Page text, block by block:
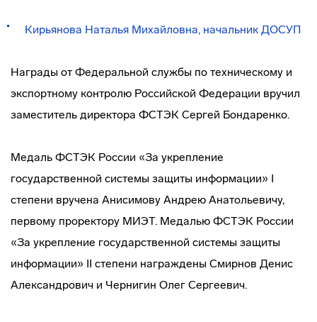
Кирьянова Наталья Михайловна, начальник ДОСУП
Награды от Федеральной службы по техническому и
экспортному контролю Российской Федерации вручил
заместитель директора ФСТЭК Сергей Бондаренко.
Медаль ФСТЭК России «За укрепление
государственной системы защиты информации» I
степени вручена Анисимову Андрею Анатольевичу,
первому проректору МИЭТ. Медалью ФСТЭК России
«За укрепление государственной системы защиты
информации» II степени награждены Смирнов Денис
Александрович и Чернигин Олег Сергеевич.